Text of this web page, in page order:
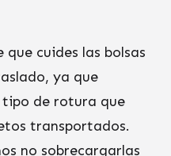
que cuides las bolsas
ya que
tipo de rotura que
transportados.
no sobrecargarlas